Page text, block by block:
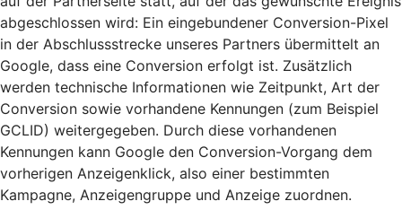
abgeschlossen wird: Ein eingebundener Conversion-Pixel
in der Abschlussstrecke unseres Partners übermittelt an
Google, dass eine Conversion erfolgt ist. Zusätzlich
werden technische Informationen wie Zeitpunkt, Art der
Conversion sowie vorhandene Kennungen (zum Beispiel
GCLID) weitergegeben. Durch diese vorhandenen
Kennungen kann Google den Conversion-Vorgang dem
vorherigen Anzeigenklick, also einer bestimmten
Kampagne, Anzeigengruppe und Anzeige zuordnen.